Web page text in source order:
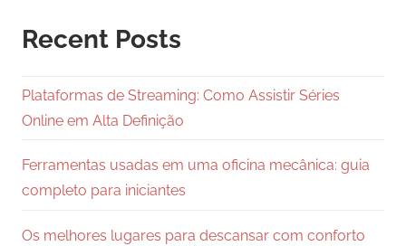
Recent Posts
Plataformas de Streaming: Como Assistir Séries
Online em Alta Definição
Ferramentas usadas em uma oficina mecânica: guia
completo para iniciantes
Os melhores lugares para descansar com conforto